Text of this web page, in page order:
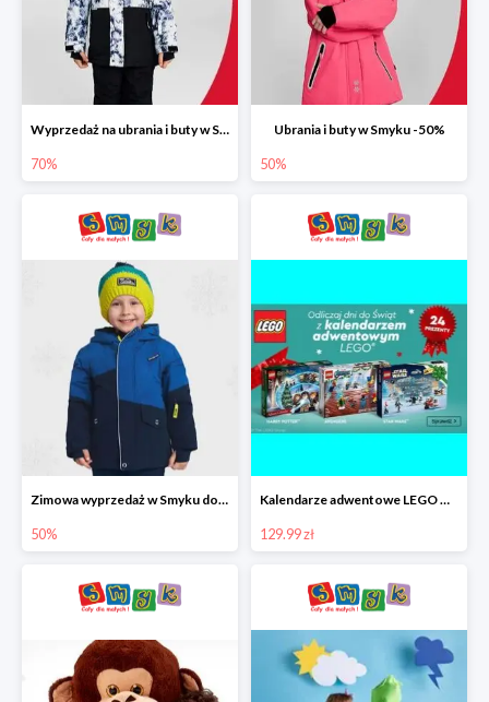
Wyprzedaż na ubrania i buty w Smyku do -70%
70%
Ubrania i buty w Smyku -50%
50%
Zimowa wyprzedaż w Smyku do -50%
50%
Kalendarze adwentowe LEGO w Smyku w super cenie
129.99 zł